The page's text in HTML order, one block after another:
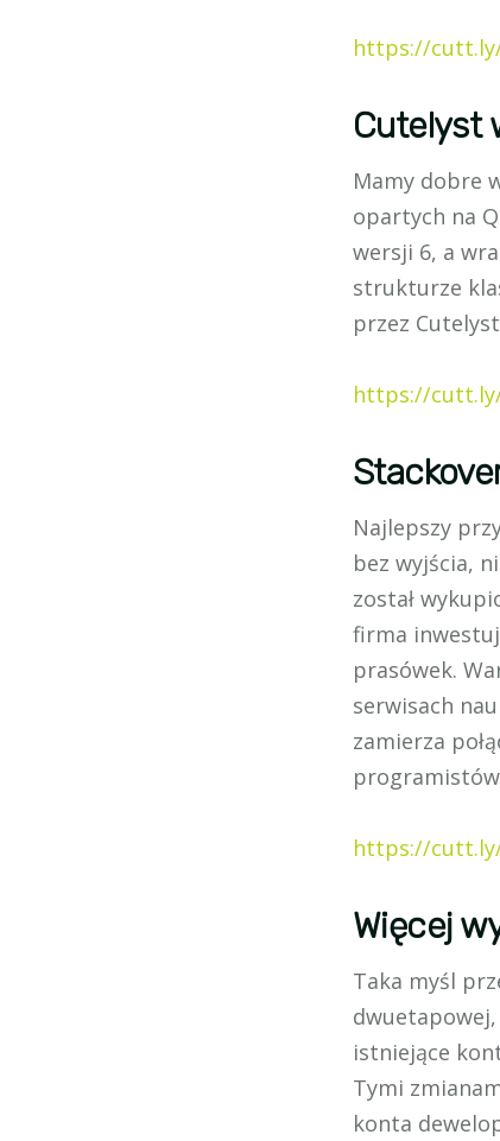
https://
Cutelyst
Mamy dobre
opartych na
wersji 6, a
strukturze
przez
https://
Najlepszy
bez wyjścia,
został
firma
prasówek.
serwisach
zamierza
https://
Więcej
Taka myśl
istniejące
Tymi
konta